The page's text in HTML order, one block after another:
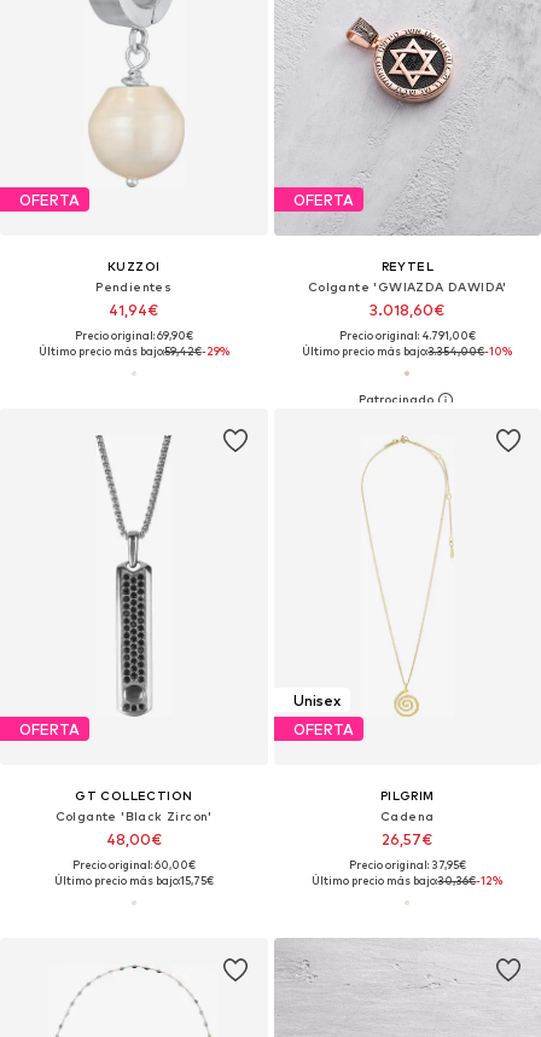
OFERTA
KUZZOI
Pendientes
41,94€
Precio original: 69,90€
Último precio más bajo:59,42€-29%
OFERTA
REYTEL
Colgante 'GWIAZDA DAWIDA'
3.018,60€
Precio original: 4.791,00€
Último precio más bajo:3.354,00€-10%
OFERTA
GT COLLECTION
Colgante 'Black Zircon'
48,00€
Precio original: 60,00€
Último precio más bajo:15,75€
Unisex
OFERTA
PILGRIM
Cadena
26,57€
Precio original: 37,95€
Último precio más bajo:30,36€-12%